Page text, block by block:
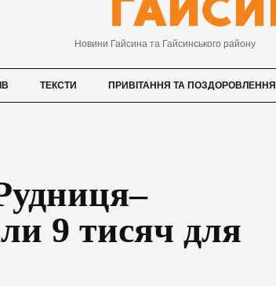
Новини Гайсина та Гайсинського району
ТЕКСТИ ПРИВІТАННЯ ТА ПОЗДОРОВЛЕННЯ
9 тисяч для